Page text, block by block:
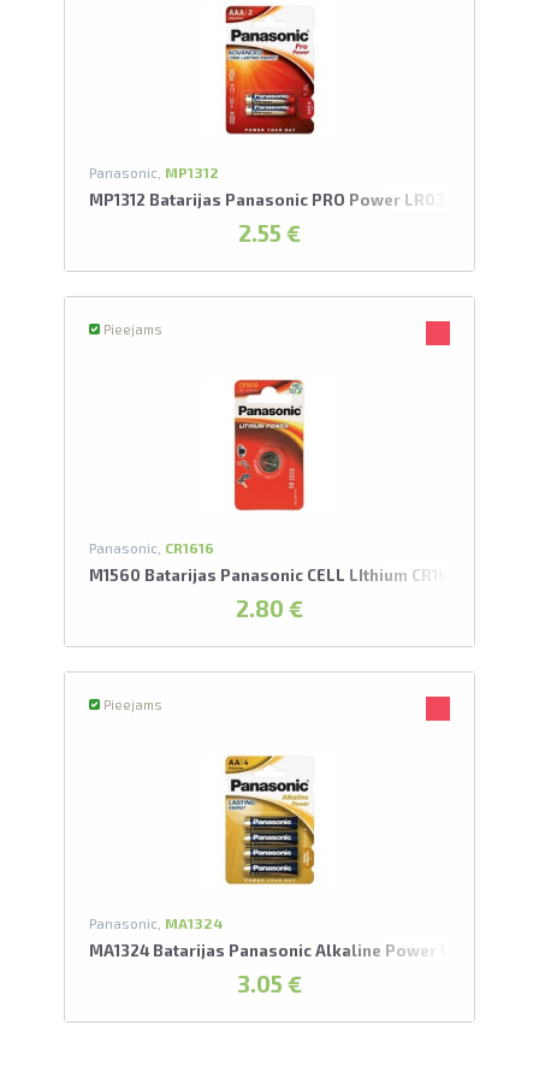
Panasonic, MP1312
MP1312 Batarijas Panasonic PRO Power LR03/2BP AAA
2.55 €
Pieejams
Panasonic, CR1616
M1560 Batarijas Panasonic CELL LIthium CR1616/1BP
2.80 €
Pieejams
Panasonic, MA1324
MA1324 Batarijas Panasonic Alkaline Power LR6-4BP
3.05 €